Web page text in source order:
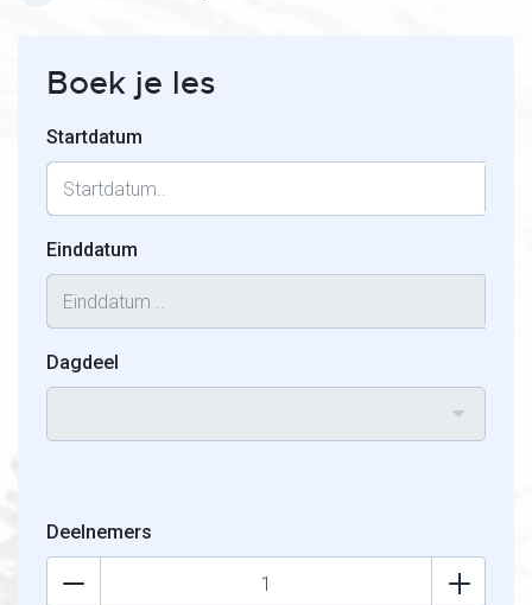
Boek je les
Startdatum
Einddatum
Dagdeel
Deelnemers